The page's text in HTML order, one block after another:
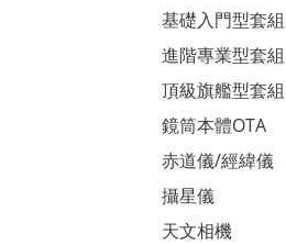
基礎入門型套組
進階專業型套組
頂級旗艦型套組
鏡筒本體OTA
赤道儀/經緯儀
攝星儀
天文相機